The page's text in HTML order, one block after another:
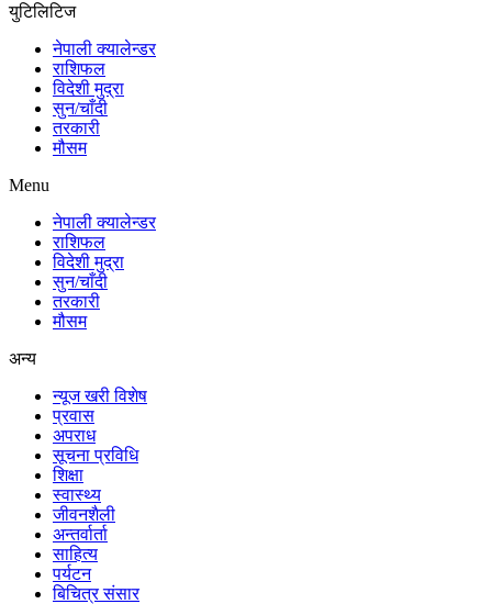
युटिलिटिज
नेपाली क्यालेन्डर
राशिफल
विदेशी मुद्रा
सुन/चाँदी
तरकारी
मौसम
Menu
नेपाली क्यालेन्डर
राशिफल
विदेशी मुद्रा
सुन/चाँदी
तरकारी
मौसम
अन्य
न्यूज खरी विशेष
प्रवास
अपराध
सूचना प्रविधि
शिक्षा
स्वास्थ्य
जीवनशैली
अन्तर्वार्ता
साहित्य
पर्यटन
बिचित्र संसार